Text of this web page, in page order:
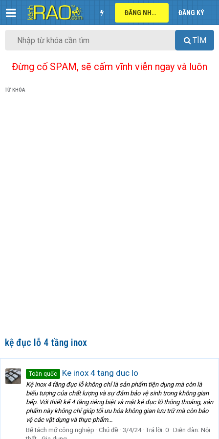
ĐĂNG NHẬP ĐĂNG KÝ
TÌM
Đừng cố SPAM, sẽ cấm vĩnh viễn ngay và luôn
TỪ KHÓA
kệ đục lỗ 4 tầng inox
Toàn quốc Ke inox 4 tang duc lo
Kệ inox 4 tầng đục lỗ không chỉ là sản phẩm tiện dụng mà còn là
biểu tượng của chất lượng và sự đảm bảo vệ sinh trong không gian
bếp. Với thiết kế 4 tầng riêng biệt và mặt kệ đục lỗ thông thoáng, sản
phẩm này không chỉ giúp tối ưu hóa không gian lưu trữ mà còn bảo
vệ các vật dụng và thực phẩm...
Bể tách mỡ công nghiệp
Chủ đề 3/4/24 Trả lời: 0 Diễn đàn: Nội